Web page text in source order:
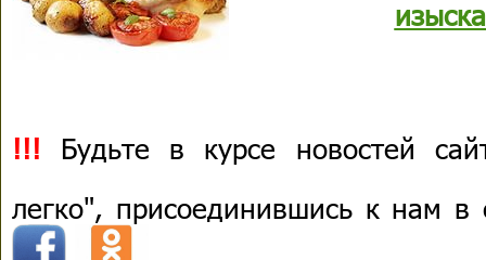
!!! Будьте в курсе новостей
легко", присоединившись к нам